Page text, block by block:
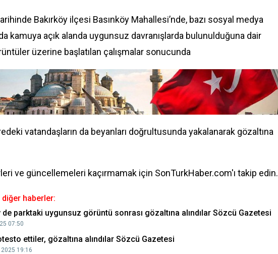
Bakırköy ilçesi Basınköy Mahallesi’nde, bazı sosyal medya
kamuya açık alanda uygunsuz davranışlarda bulunulduğuna dair
üzerine başlatılan çalışmalar sonucunda
vatandaşların da beyanları doğrultusunda yakalanarak gözaltına
ve güncellemeleri kaçırmamak için SonTurkHaber.com'ı takip edin.
diğer haberler:
de parktaki uygunsuz görüntü sonrası gözaltına alındılar Sözcü Gazetesi
07:50
ettiler, gözaltına alındılar Sözcü Gazetesi
19:16